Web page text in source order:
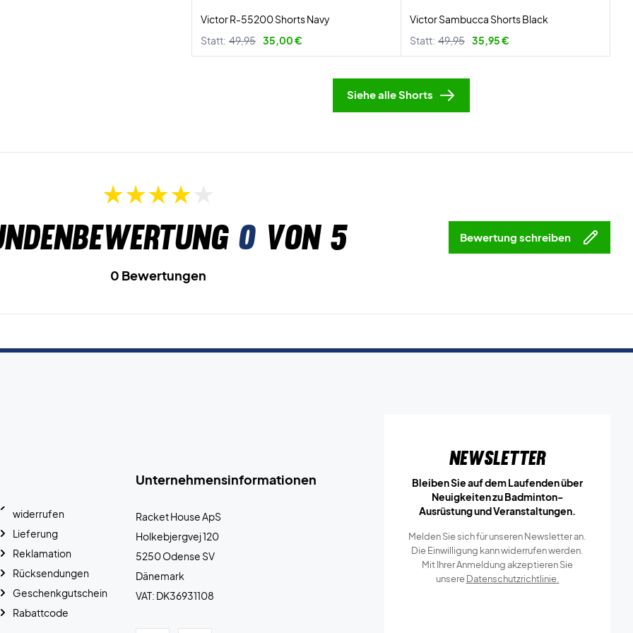
Victor R-55200 Shorts Navy
Statt: 49,95 35,00 €
Victor Sambucca Shorts Black
Statt: 49,95 35,95 €
Siehe alle Shorts
0von 5 Bewertung schreiben
0 Bewertungen
Unternehmensinformationen
Racket House ApS
Holkebjergvej 120
5250 Odense SV
Dänemark
VAT: DK36931108
widerrufen
Lieferung
Reklamation
Rücksendungen
Geschenkgutschein
Rabattcode
Newsletter
Bleiben Sie auf dem Laufenden über
Neuigkeiten zu Badminton-
Ausrüstung und Veranstaltungen.
Melden Sie sich für unseren Newsletter an.
Die Einwilligung kann widerrufen werden.
Mit Ihrer Anmeldung akzeptieren Sie
unsereDatenschutzrichtlinie.